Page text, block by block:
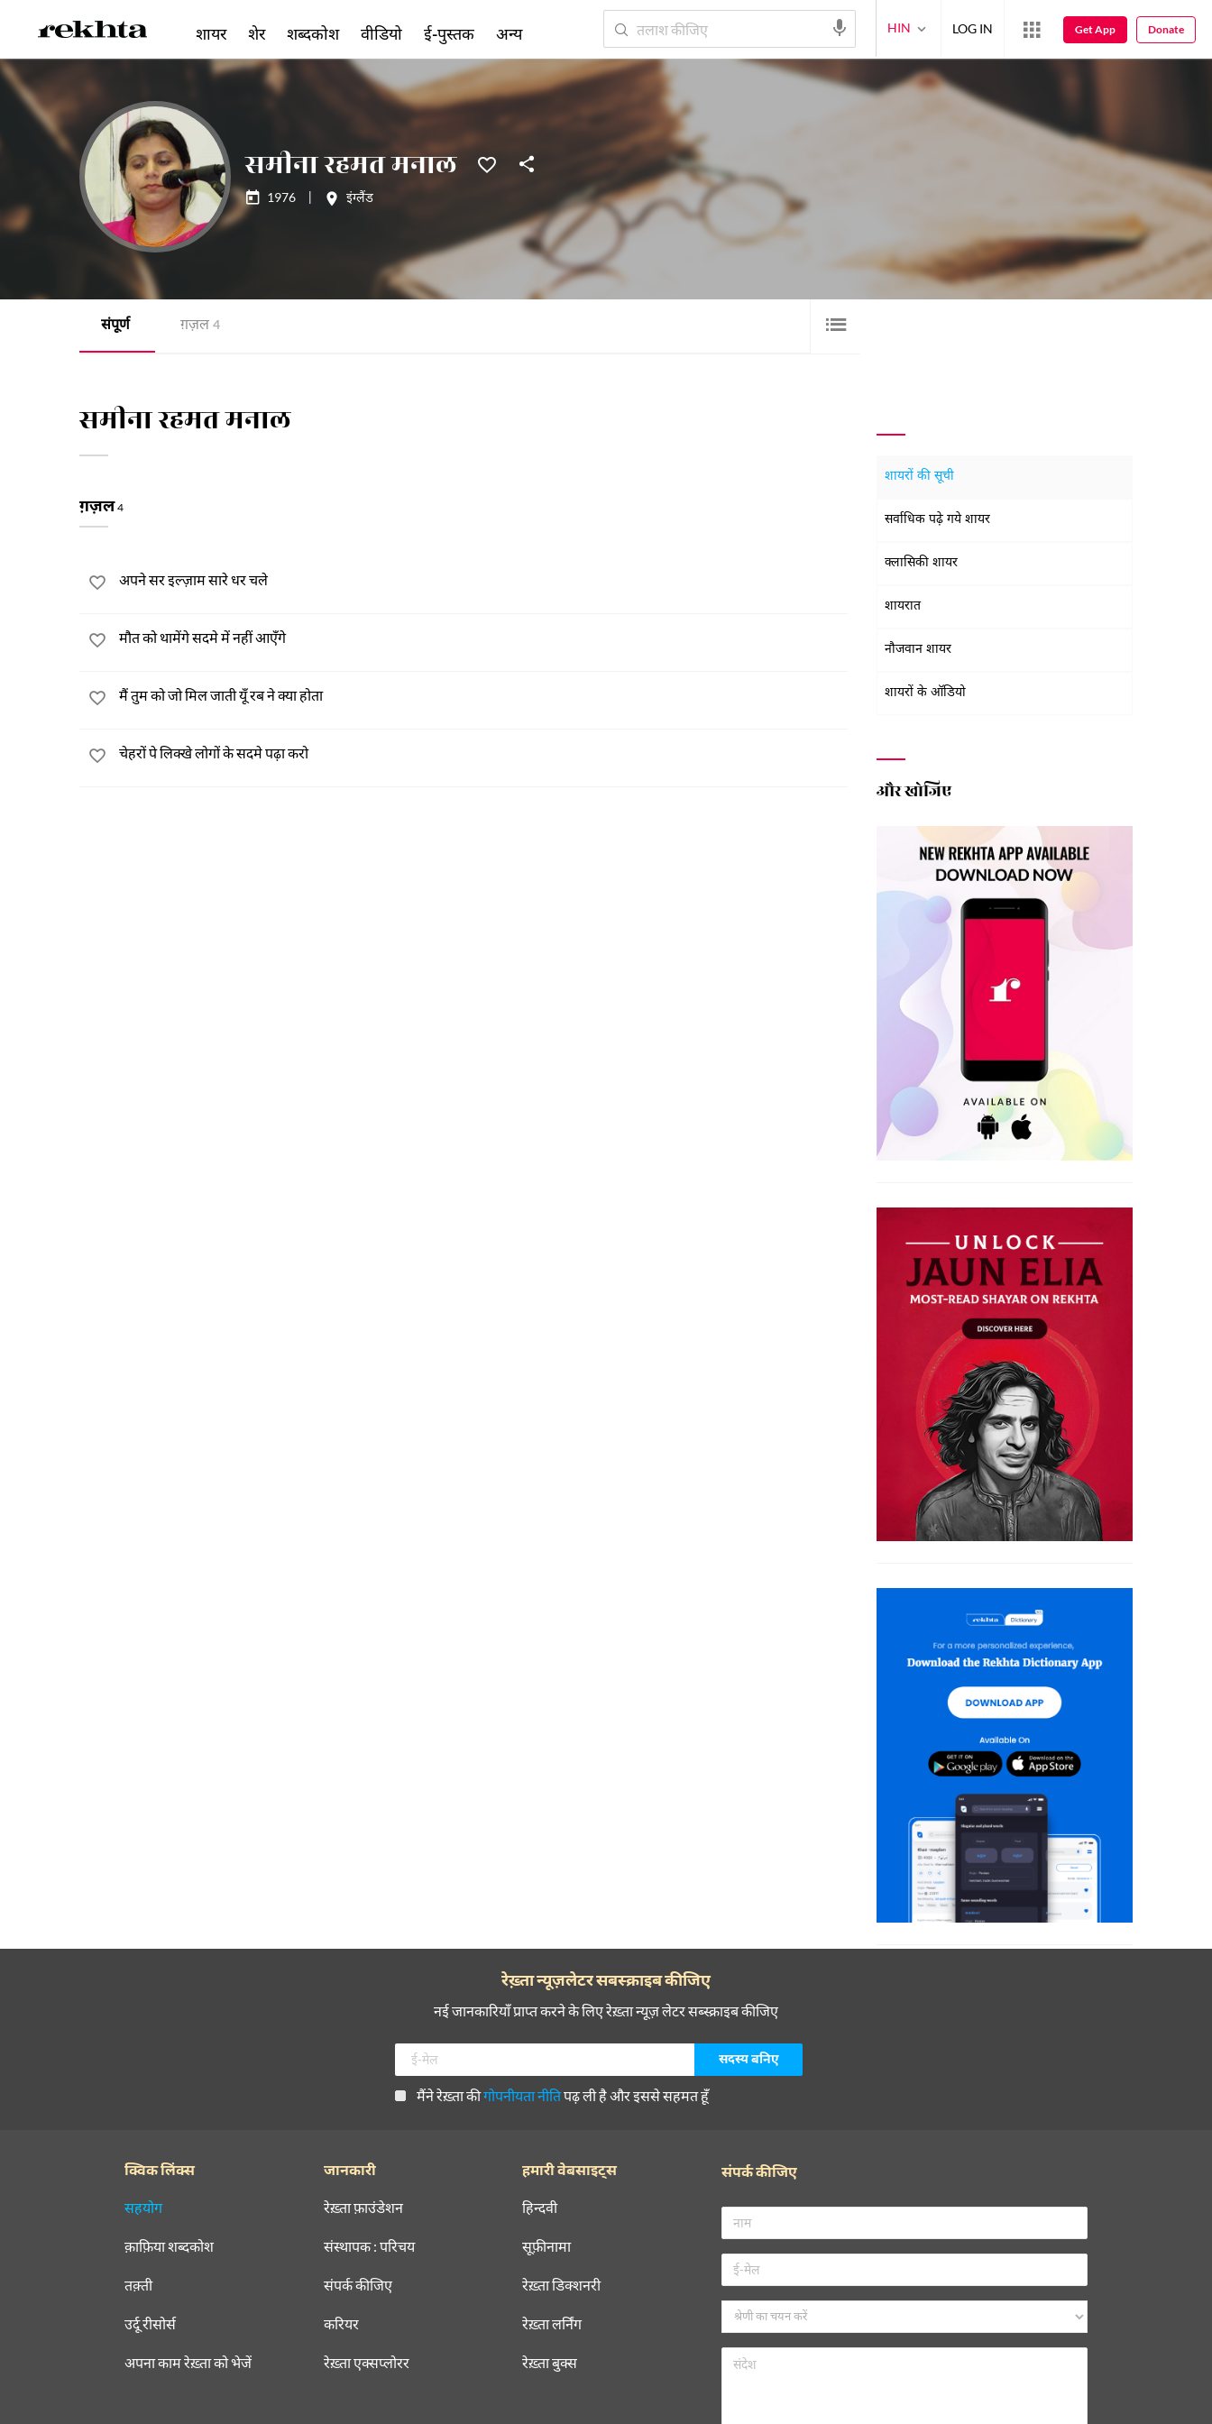
समीना रहमत मनाल
1976 इंग्लैंड
संपूर्ण ग़ज़ल 4
समीना रहमत मनाल
ग़ज़ल4
अपने सर इल्ज़ाम सारे धर चले
मौत को थामेंगे सदमे में नहीं आएँगे
मैं तुम को जो मिल जाती यूँ रब ने क्या होता
चेहरों पे लिक्खे लोगों के सदमे पढ़ा करो
शायरों की सूची
सर्वाधिक पढ़े गये शायर
क्लासिकी शायर
शायरात
नौजवान शायर
शायरों के ऑडियो
और खोजिए
शायर शेर शब्दकोश वीडियो ई-पुस्तक अन्य HIN LOG IN Get App Donate
रेख़्ता न्यूज़लेटर सबस्क्राइब कीजिए
नई जानकारियाँ प्राप्त करने के लिए रेख़्ता न्यूज़ लेटर सब्स्क्राइब कीजिए
मैंने रेख़्ता कीगोपनीयता नीतिपढ़ ली है और इससे सहमत हूँ
क्विक लिंक्स
सहयोग
क़ाफ़िया शब्दकोश
तक़्ती
उर्दू रीसोर्स
अपना काम रेख़्ता को भेजें
जानकारी
रेख़्ता फ़ाउंडेशन
संस्थापक : परिचय
संपर्क कीजिए
करियर
रेख़्ता एक्सप्लोरर
हमारी वेबसाइट्स
हिन्दवी
सूफ़ीनामा
रेख़्ता डिक्शनरी
रेख़्ता लर्निंग
रेख़्ता बुक्स
संपर्क कीजिए